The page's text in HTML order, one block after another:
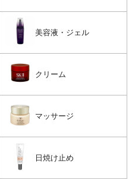
美容液・ジェル
クリーム
マッサージ
日焼け止め